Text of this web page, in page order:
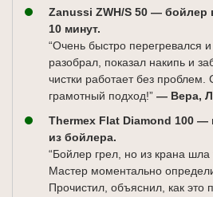
Zanussi ZWH/S 50 — бойлер
10 минут.
“Очень быстро перегревался
разобрал, показал накипь и
чистки работает без проблем.
грамотный подход!” — Вера,
Thermex Flat Diamond 100 —
из бойлера.
“Бойлер грел, но из крана шла
Мастер моментально
Прочистил, объяснил, как это